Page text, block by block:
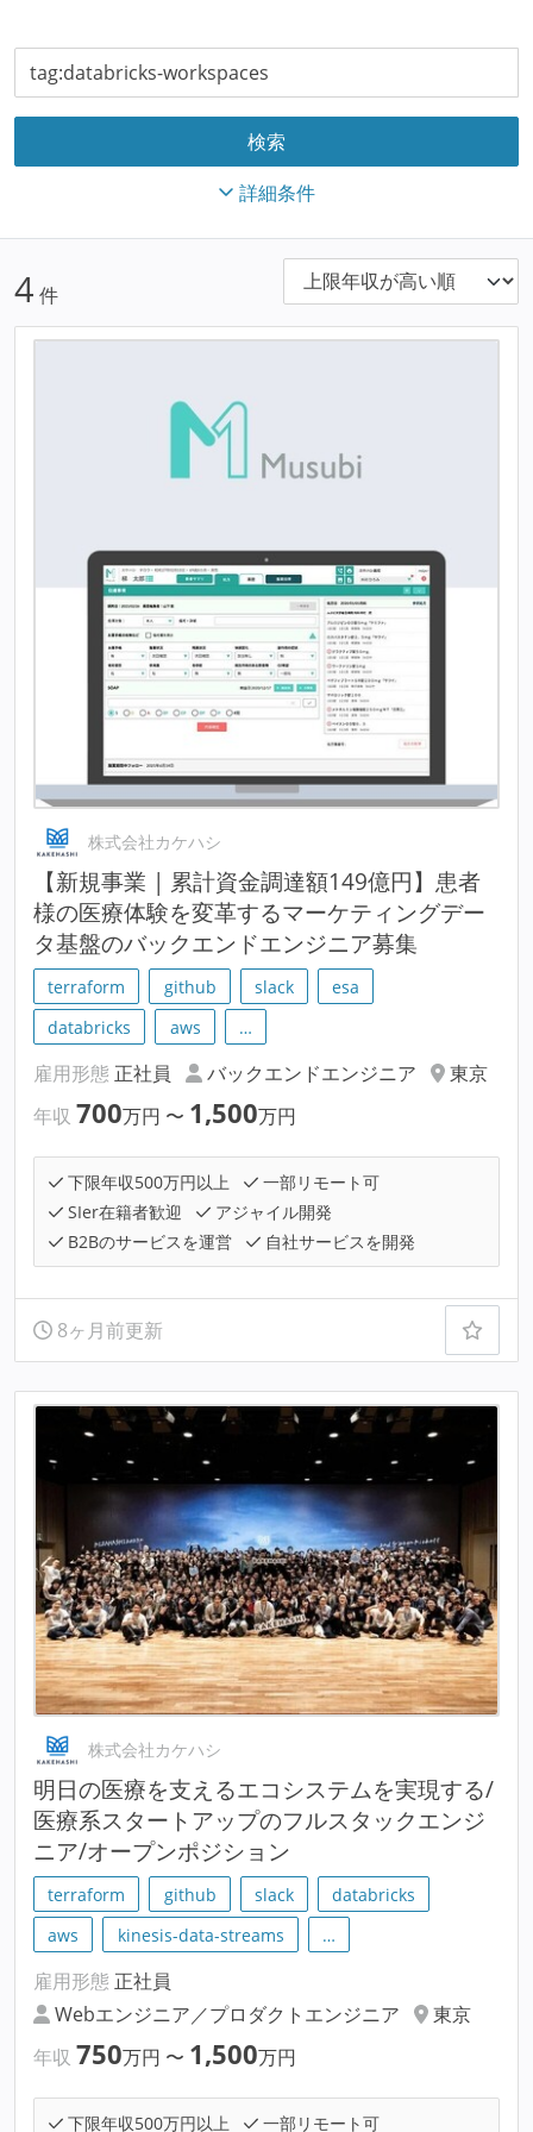
詳細条件
4 件
株式会社カケハシ
【新規事業 | 累計資金調達額149億円】患者
様の医療体験を変革するマーケティングデー
タ基盤のバックエンドエンジニア募集
terraform github slack
esa
databricks
aws …
雇用形態 正社員 バックエンドエンジニア
東京
年収 700万円 〜 1,500万円
下限年収500万円以上
一部リモート可
SIer在籍者歓迎
アジャイル開発
B2Bのサービスを運営
自社サービスを開発
8ヶ月前更新
株式会社カケハシ
明⽇の医療を支えるエコシステムを実現する/
医療系スタートアップのフルスタックエンジ
ニア/オープンポジション
terraform github slack
databricks
aws
kinesis-data-streams …
雇用形態 正社員
Webエンジニア／プロダクトエンジニア
東京
年収 750万円 〜 1,500万円
下限年収500万円以上 一部リモート可